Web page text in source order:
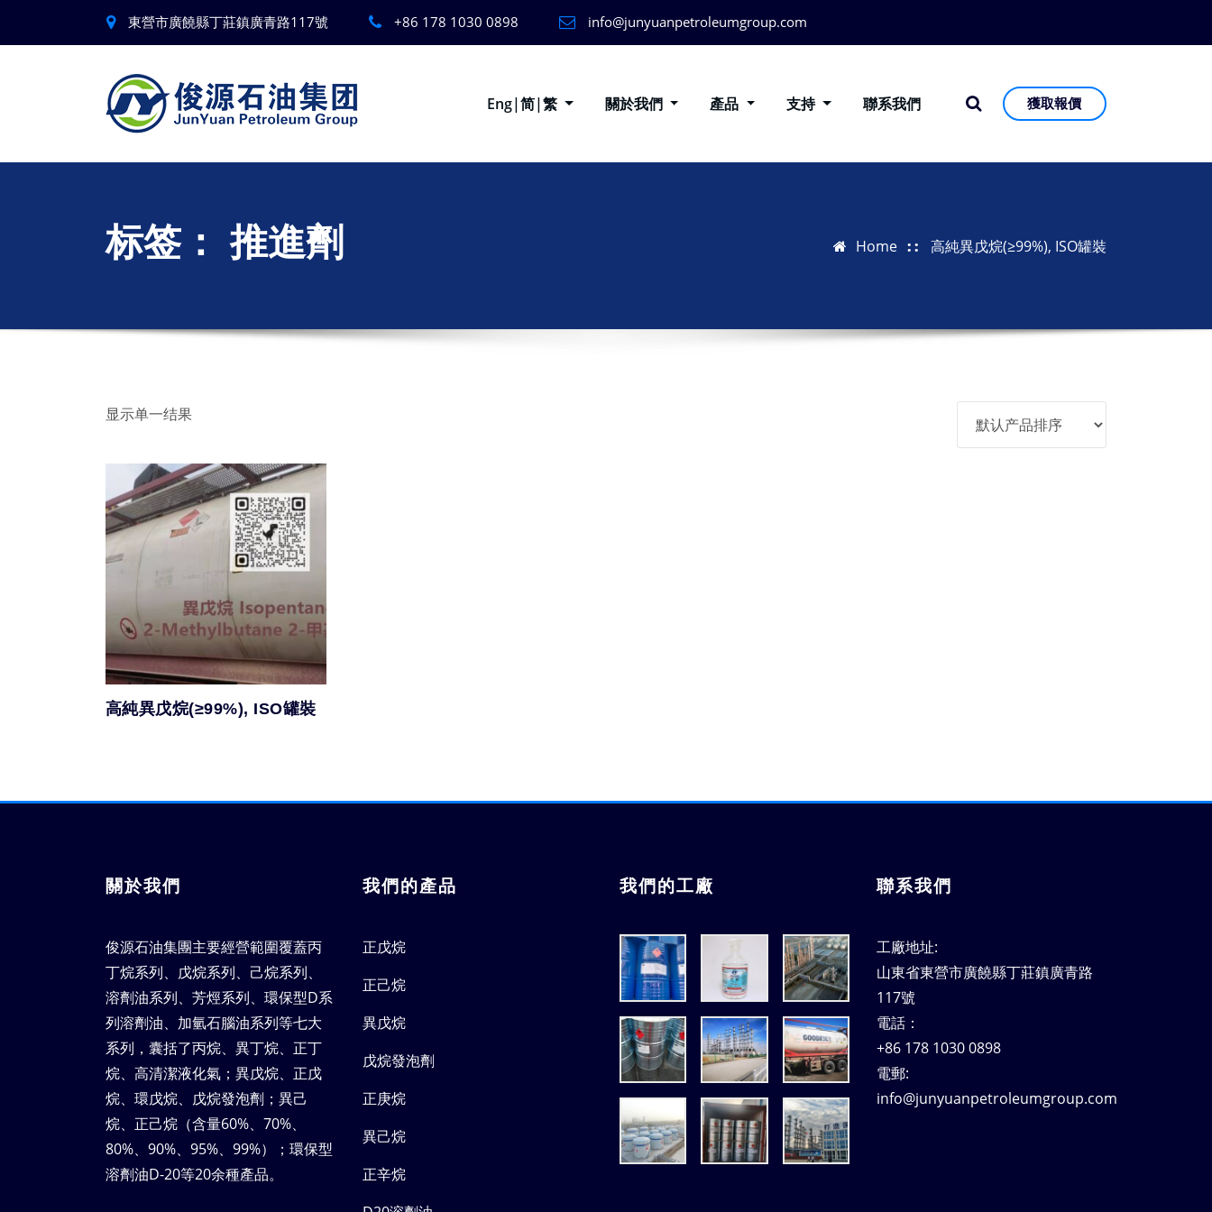
東營市廣饒縣丁莊鎮廣青路117號 +86 178 1030 0898 info@junyuanpetroleumgroup.com
Eng|简|繁 關於我們 產品 支持 聯系我們 獲取報價
标签：推進劑 Home 高純異戊烷(≥99%), ISO罐裝
显示单一结果
高純異戊烷(≥99%), ISO罐裝
關於我們
俊源石油集團主要經營範圍覆蓋丙
丁烷系列、戊烷系列、己烷系列、
溶劑油系列、芳烴系列、環保型D系
列溶劑油、加氫石腦油系列等七大
系列，囊括了丙烷、異丁烷、正丁
烷、高清潔液化氣；異戊烷、正戊
烷、環戊烷、戊烷發泡劑；異己
烷、正己烷（含量60%、70%、
80%、90%、95%、99%）；環保型
溶劑油D-20等20余種產品。
我們的產品
正戊烷
正己烷
異戊烷
戊烷發泡劑
正庚烷
異己烷
正辛烷
我們的工廠 聯系我們
工廠地址:
山東省東營市廣饒縣丁莊鎮廣青路
117號
電話：
+86 178 1030 0898
電郵:
info@junyuanpetroleumgroup.com